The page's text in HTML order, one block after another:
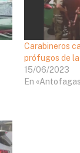
Carabineros
prófugos de
15/06/2023
En